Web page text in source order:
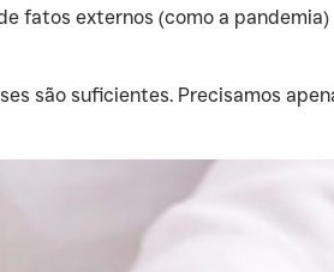
fatos externos (como a
são suficientes. Precisamos